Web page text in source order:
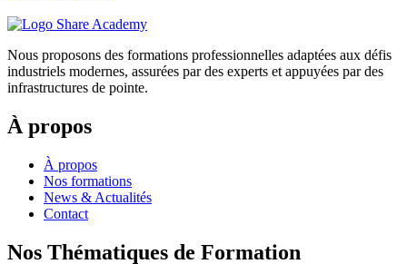
Nous proposons des formations professionnelles adaptées aux défis
industriels modernes, assurées par des experts et appuyées par des
infrastructures de pointe.
À propos
À propos
Nos formations
News & Actualités
Contact
Nos Thématiques de Formation